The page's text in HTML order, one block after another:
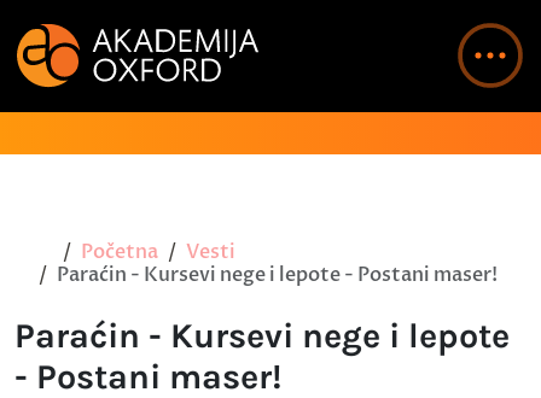
Početna
Vesti
Paraćin - Kursevi nege i lepote - Postani maser!
Paraćin - Kursevi nege i lepote
- Postani maser!